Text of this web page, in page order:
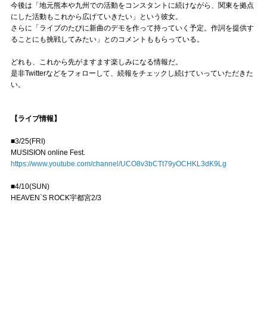
今後は「地元熊本や九州での活動をコンスタントに続けながら、関東を拠点
にした活動もこれから広げていきたい」という彼女。
さらに「ライブのたびに新曲のデモを作って持っていく予定。作詞を提供す
ることにも挑戦してみたい」とのコメントももらっている。
どれも、これから先がますます楽しみになる情報だ。
是非Twitterなどをフォローして、続報をチェックし続けていっていただきた
い。
【ライブ情報】
■3/25(FRI)
MUSISION online Fest.
https://www.youtube.com/channel/UCO8v3bCTt79yOCHKL3dK9Lg
■4/10(SUN)
HEAVEN`S ROCK宇都宮2/3